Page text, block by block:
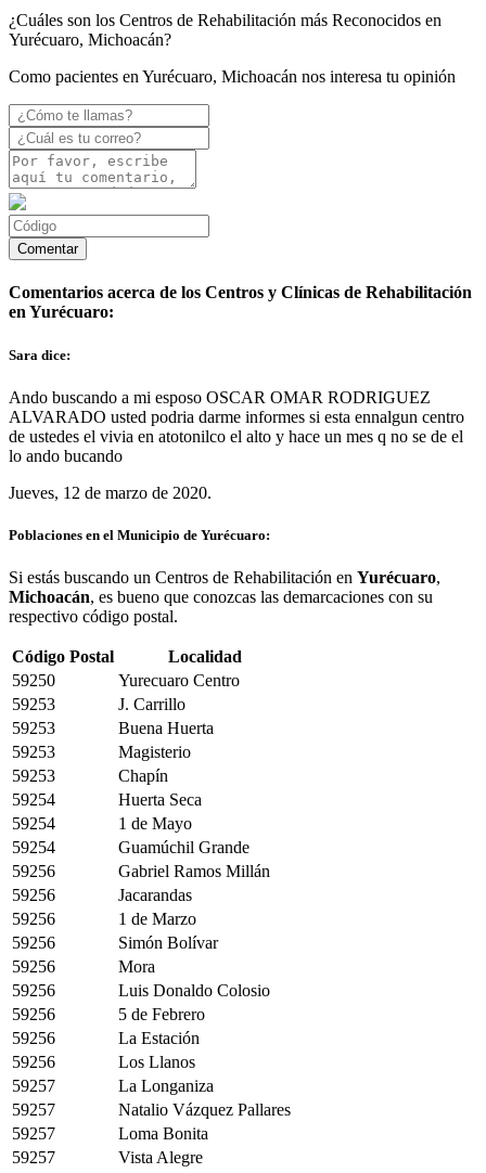
¿Cuáles son los Centros de Rehabilitación más Reconocidos en
Yurécuaro, Michoacán?
Como pacientes en Yurécuaro, Michoacán nos interesa tu opinión
Comentarios acerca de los Centros y Clínicas de Rehabilitación
en Yurécuaro:
Sara dice:
Ando buscando a mi esposo OSCAR OMAR RODRIGUEZ
ALVARADO usted podria darme informes si esta ennalgun centro
de ustedes el vivia en atotonilco el alto y hace un mes q no se de el
lo ando bucando
Jueves, 12 de marzo de 2020.
Poblaciones en el Municipio de Yurécuaro:
Si estás buscando un Centros de Rehabilitación en Yurécuaro,
Michoacán, es bueno que conozcas las demarcaciones con su
respectivo código postal.
Código Postal
Localidad
59250
Yurecuaro Centro
59253
J. Carrillo
59253
Buena Huerta
59253
Magisterio
59253
Chapín
59254
Huerta Seca
59254
1 de Mayo
59254
Guamúchil Grande
59256
Gabriel Ramos Millán
59256
Jacarandas
59256
1 de Marzo
59256
Simón Bolívar
59256
Mora
59256
Luis Donaldo Colosio
59256
5 de Febrero
59256
La Estación
59256
Los Llanos
59257
La Longaniza
59257
Natalio Vázquez Pallares
59257
Loma Bonita
59257
Vista Alegre